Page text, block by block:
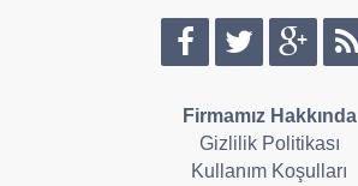
Firmamız Hakkında
Gizlilik Politikası
Kullanım Koşulları